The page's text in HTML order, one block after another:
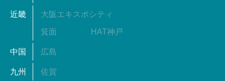
近畿 大阪エキスポシティ
箕面 HAT神戸
中国 広島
九州 佐賀